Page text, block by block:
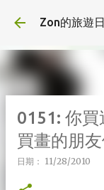
Zon的旅遊
0151: 你買
買畫的朋友
日期： 11/28/2010